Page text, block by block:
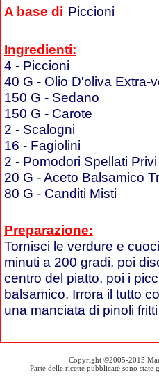
A base di Piccioni
Ingredienti:
4 - Piccioni
40 G - Olio D'oliva Extra-
150 G - Sedano
150 G - Carote
2 - Scalogni
16 - Fagiolini
2 - Pomodori Spellati
20 G - Aceto Balsamico
80 G - Canditi Misti
Preparazione:
Tornisci le verdure e
minuti a 200 gradi, poi
centro del piatto, poi i
balsamico. Irrora il tutto
una manciata di pinoli
Copyright ©2005-2015
Parte delle ricette pubblicate sono state